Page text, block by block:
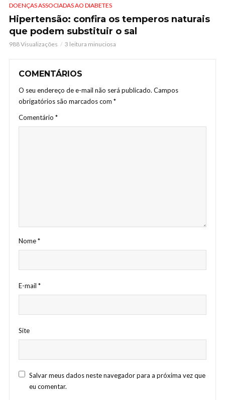
DOENÇAS ASSOCIADAS AO DIABETES
Hipertensão: confira os temperos naturais
que podem substituir o sal
988 Visualizações 3 leitura minuciosa
COMENTÁRIOS
O seu endereço de e-mail não será publicado. Campos
obrigatórios são marcados com *
Comentário *
Nome*
E-mail *
Site
Salvar meus dados neste navegador para a próxima vez que
eu comentar.